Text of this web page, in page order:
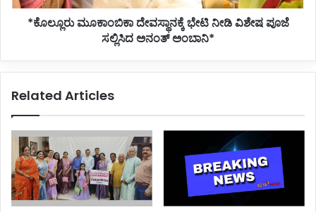
ಅನಂತ್
ಅಂಬಾನಿ*
*ಕೊಲ್ಲೂರು ಮೂಕಾಂಬಿಕಾ ದೇವಸ್ಥಾನಕ್ಕೆ ಭೇಟಿ ನೀಡಿ ವಿಶೇಷ ಪೂಜೆ
ಸಲ್ಲಿಸಿದ ಅನಂತ್ ಅಂಬಾನಿ*
Related Articles